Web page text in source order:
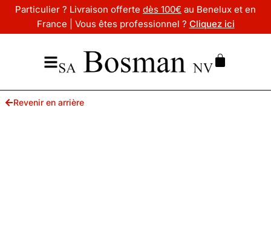
Particulier ? Livraison offerte dès 100€ au Benelux et en
France | Vous êtes professionnel ? Cliquez ici
Revenir en arrière